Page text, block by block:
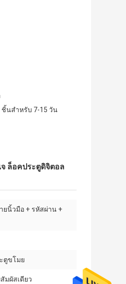
ชิ้นสำหรับ 7-15 วัน
ล็อคประตูดิจิตอล
ยนิ้วมือ + รหัสผ่าน +
ตูขโมย
มผัสเดียว